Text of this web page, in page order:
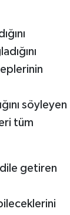
söyleyen
tüm
getiren